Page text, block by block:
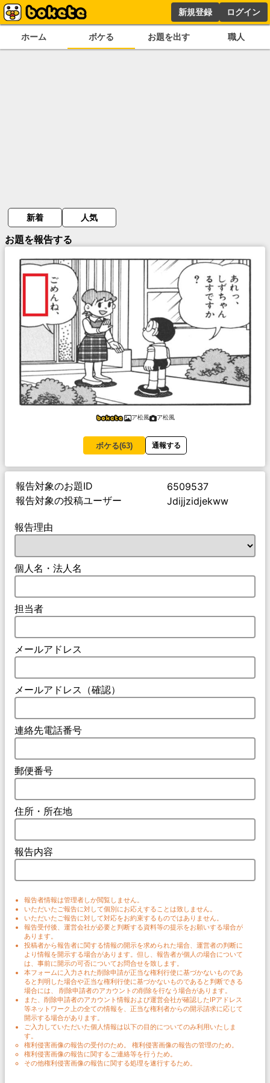
新規登録 ログイン
ホーム ボケる お題を出す 職人
新着 人気
お題を報告する
ア松風 ア松風
ボケる(63) 通報する
報告対象のお題ID
6509537
報告対象の投稿ユーザー
Jdijjzidjekww
報告理由
個人名・法人名
担当者
メールアドレス
メールアドレス（確認）
連絡先電話番号
郵便番号
住所・所在地
報告内容
報告者情報は管理者しか閲覧しません。
いただいたご報告に対して個別にお応えすることは致しません。
いただいたご報告に対して対応をお約束するものではありません。
報告受付後、運営会社が必要と判断する資料等の提示をお願いする場合が
あります。
投稿者から報告者に関する情報の開示を求められた場合、運営者の判断に
より情報を開示する場合があります。但し、報告者が個人の場合について
は、事前に開示の可否についてお問合せを致します。
本フォームに入力された削除申請が正当な権利行使に基づかないものであ
ると判明した場合や正当な権利行使に基づかないものであると判断できる
場合には、 削除申請者のアカウントの削除を行なう場合があります。
また、削除申請者のアカウント情報および運営会社が確認したIPアドレス
等ネットワーク上の全ての情報を、正当な権利者からの開示請求に応じて
開示する場合があります。
ご入力していただいた個人情報は以下の目的についてのみ利用いたしま
す。
権利侵害画像の報告の受付のため。 権利侵害画像の報告の管理のため。
権利侵害画像の報告に関するご連絡等を行うため。
その他権利侵害画像の報告に関する処理を遂行するため。